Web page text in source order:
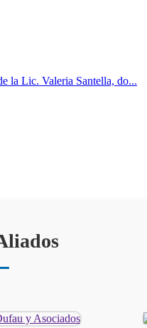
la Lic. Valeria Santella, do...